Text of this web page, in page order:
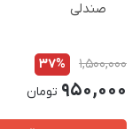
صندلی
1,500,000
37%
950,000 تومان